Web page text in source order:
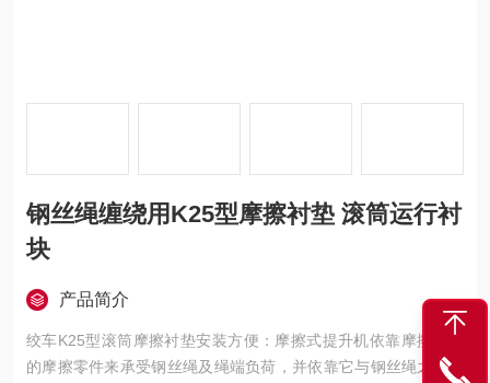
钢丝绳缠绕用K25型摩擦衬垫 滚筒运行衬
块
产品简介
绞车K25型滚筒摩擦衬垫安装方便：摩擦式提升机依靠摩擦轮上
的摩擦零件来承受钢丝绳及绳端负荷，并依靠它与钢丝绳之间的